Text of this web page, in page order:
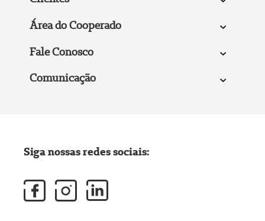
Área do Cooperado
Fale Conosco
Comunicação
Siga nossas redes sociais: